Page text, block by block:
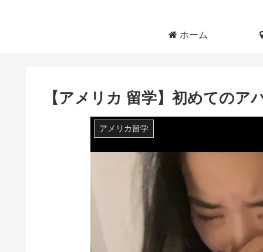
ホーム
【アメリカ 留学】初めてのア
アメリカ留学